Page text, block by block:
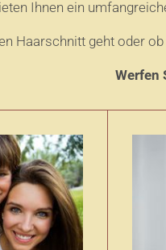
Ihnen ein
Haarschnitt geht oder
Werfen